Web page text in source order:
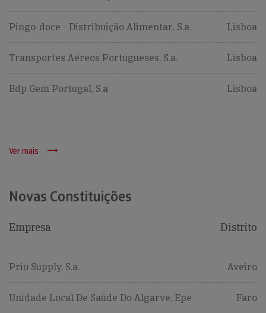
Pingo-doce - Distribuição Alimentar, S.a. Lisboa
Transportes Aéreos Portugueses, S.a. Lisboa
Edp Gem Portugal, S.a Lisboa
Ver mais
Novas Constituições
Empresa Distrito
Prio Supply, S.a. Aveiro
Unidade Local De Saúde Do Algarve, Epe Faro